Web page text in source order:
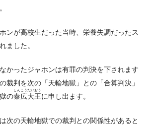
ンが高校生だった当時、栄養失調だったス
ました。
かったジャホンは有罪の判決を下されます
裁判を次の「天輪地獄」との「合算判決」
の秦広大王
しんこうだいおう
に申し出ます。
次の天輪地獄での裁判との関係性があると